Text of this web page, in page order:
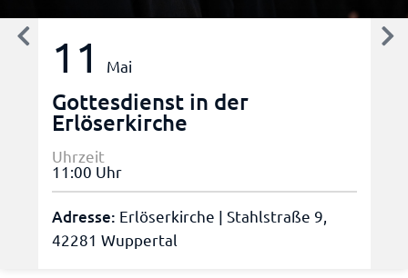
11 Mai
Gottesdienst in der
Erlöserkirche
Uhrzeit
11:00 Uhr
Adresse: Erlöserkirche | Stahlstraße 9,
42281 Wuppertal